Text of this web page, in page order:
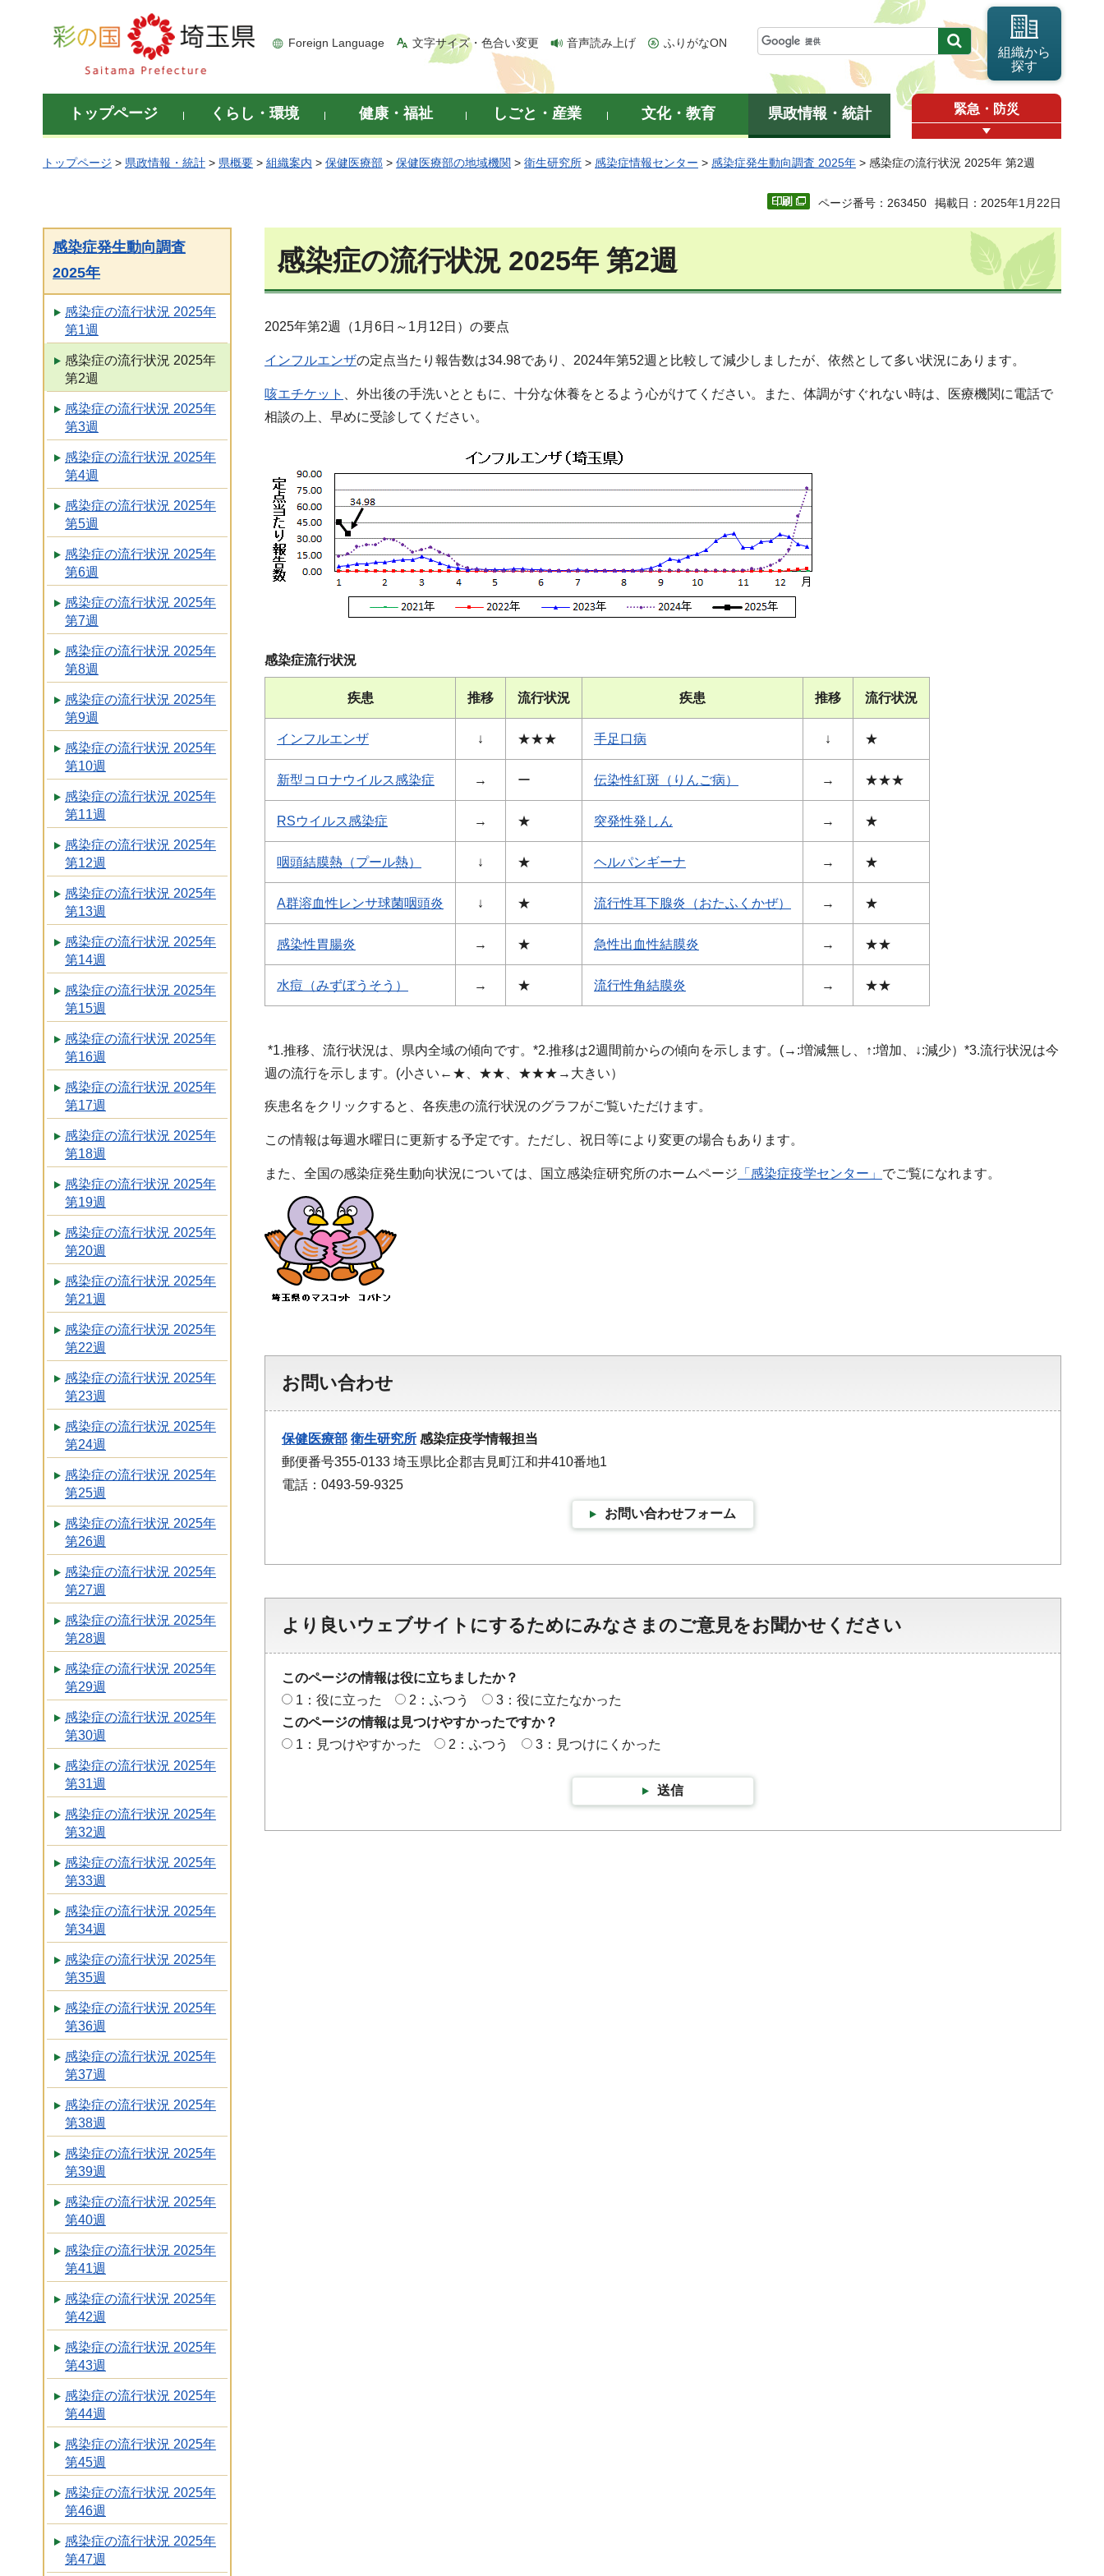
彩の国 埼玉県
Foreign Language 文字サイズ・色合い変更 音声読み上げ ふりがなON
組織から
探す
トップページ くらし・環境 健康・福祉 しごと・産業 文化・教育 県政情報・統計 緊急・防災
トップページ > 県政情報・統計 > 県概要 > 組織案内 > 保健医療部 > 保健医療部の地域機関 > 衛生研究所 > 感染症情報センター > 感染症発生動向調査 2025年 > 感染症の流行状況 2025年 第2週
ページ番号：263450 掲載日：2025年1月22日
感染症発生動向調査
2025年
感染症の流行状況 2025年
第1週
感染症の流行状況 2025年
第2週
感染症の流行状況 2025年
第3週
感染症の流行状況 2025年
第4週
感染症の流行状況 2025年
第5週
感染症の流行状況 2025年
第6週
感染症の流行状況 2025年
第7週
感染症の流行状況 2025年
第8週
感染症の流行状況 2025年
第9週
感染症の流行状況 2025年
第10週
感染症の流行状況 2025年
第11週
感染症の流行状況 2025年
第12週
感染症の流行状況 2025年
第13週
感染症の流行状況 2025年
第14週
感染症の流行状況 2025年
第15週
感染症の流行状況 2025年
第16週
感染症の流行状況 2025年
第17週
感染症の流行状況 2025年
第18週
感染症の流行状況 2025年
第19週
感染症の流行状況 2025年
第20週
感染症の流行状況 2025年
第21週
感染症の流行状況 2025年
第22週
感染症の流行状況 2025年
第23週
感染症の流行状況 2025年
第24週
感染症の流行状況 2025年
第25週
感染症の流行状況 2025年
第26週
感染症の流行状況 2025年
第27週
感染症の流行状況 2025年
第28週
感染症の流行状況 2025年
第29週
感染症の流行状況 2025年
第30週
感染症の流行状況 2025年
第31週
感染症の流行状況 2025年
第32週
感染症の流行状況 2025年
第33週
感染症の流行状況 2025年
第34週
感染症の流行状況 2025年
第35週
感染症の流行状況 2025年
第36週
感染症の流行状況 2025年
第37週
感染症の流行状況 2025年
第38週
感染症の流行状況 2025年
第39週
感染症の流行状況 2025年
第40週
感染症の流行状況 2025年
第41週
感染症の流行状況 2025年
第42週
感染症の流行状況 2025年
第43週
感染症の流行状況 2025年
第44週
感染症の流行状況 2025年
第45週
感染症の流行状況 2025年
第46週
感染症の流行状況 2025年
第47週
感染症の流行状況 2025年 第2週
2025年第2週（1月6日～1月12日）の要点
インフルエンザの定点当たり報告数は34.98であり、2024年第52週と比較して減少しましたが、依然として多い状況にあります。
咳エチケット
、外出後の手洗いとともに、十分な休養をとるよう心がけてください。また、体調がすぐれない時は、医療機関に電話で
相談の上、早めに受診してください。
感染症流行状況
疾患 推移 流行状況 疾患 推移 流行状況
インフルエンザ ↓ ★★★ 手足口病 ↓ ★
新型コロナウイルス感染症 → ー 伝染性紅斑（りんご病） → ★★★
RSウイルス感染症 → ★ 突発性発しん → ★
咽頭結膜熱（プール熱） ↓ ★ ヘルパンギーナ → ★
A群溶血性レンサ球菌咽頭炎 ↓ ★ 流行性耳下腺炎（おたふくかぜ） → ★
感染性胃腸炎 → ★ 急性出血性結膜炎 → ★★
水痘（みずぼうそう） → ★ 流行性角結膜炎 → ★★
*1.推移、流行状況は、県内全域の傾向です。*2.推移は2週間前からの傾向を示します。(→:増減無し、↑:増加、↓:減少）*3.流行状況は今
週の流行を示します。(小さい←★、★★、★★★→大きい）
疾患名をクリックすると、各疾患の流行状況のグラフがご覧いただけます。
この情報は毎週水曜日に更新する予定です。ただし、祝日等により変更の場合もあります。
また、全国の感染症発生動向状況については、国立感染症研究所のホームページ 「感染症疫学センター」 でご覧になれます。
お問い合わせ
保健医療部 衛生研究所 感染症疫学情報担当
郵便番号355-0133 埼玉県比企郡吉見町江和井410番地1
電話：0493-59-9325
お問い合わせフォーム
より良いウェブサイトにするためにみなさまのご意見をお聞かせください
このページの情報は役に立ちましたか？
1：役に立った
2：ふつう
3：役に立たなかった
このページの情報は見つけやすかったですか？
1：見つけやすかった
2：ふつう 3：見つけにくかった
送信